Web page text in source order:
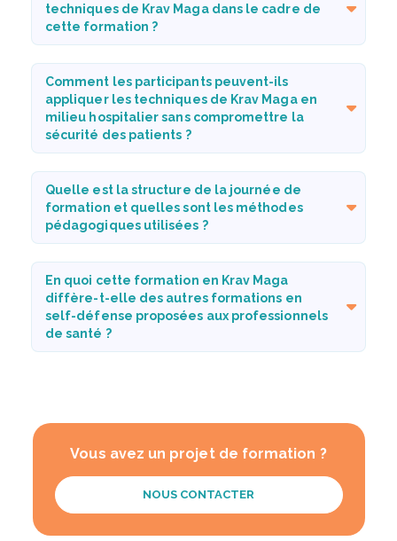
techniques de Krav Maga dans le cadre de
cette formation ?
Comment les participants peuvent-ils
appliquer les techniques de Krav Maga en
milieu hospitalier sans compromettre la
sécurité des patients ?
Quelle est la structure de la journée de
formation et quelles sont les méthodes
pédagogiques utilisées ?
En quoi cette formation en Krav Maga
diffère-t-elle des autres formations en
self-défense proposées aux professionnels
de santé ?
Vous avez un projet de formation ?
NOUS CONTACTER